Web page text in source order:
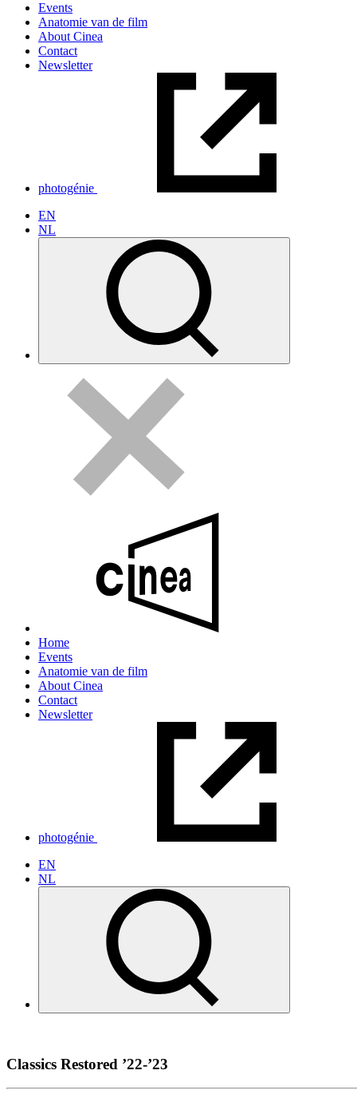
Events
Anatomie van de film
About Cinea
Contact
Newsletter
photogénie
EN
NL
Home
Events
Anatomie van de film
About Cinea
Contact
Newsletter
photogénie
EN
NL
Classics Restored ’22-’23